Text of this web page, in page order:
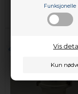
Funksjonelle
Vis
Kun 1 igjen!